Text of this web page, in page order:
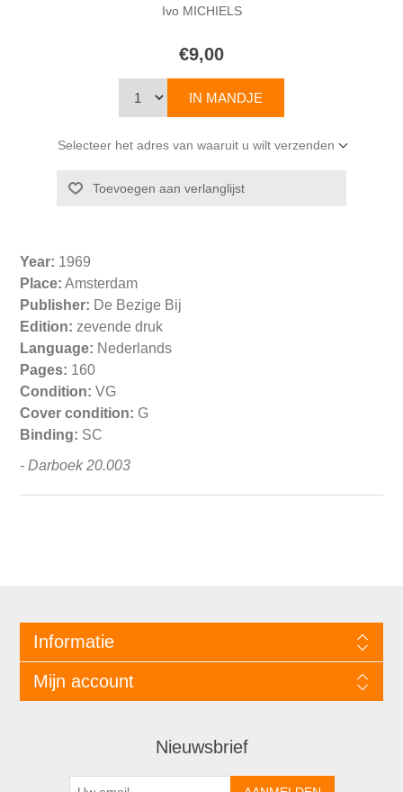
Ivo MICHIELS
€9,00
Selecteer het adres van waaruit u wilt verzenden
Year: 1969
Place: Amsterdam
Publisher: De Bezige Bij
Edition: zevende druk
Language: Nederlands
Pages: 160
Condition: VG
Cover condition: G
Binding: SC
- Darboek 20.003
Informatie
Mijn account
Nieuwsbrief